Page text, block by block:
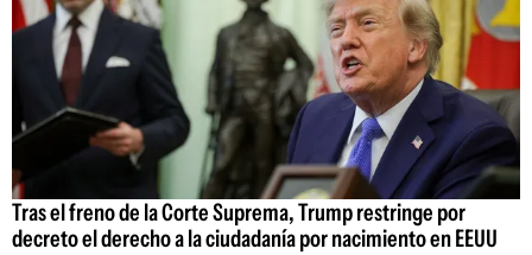
Tras el freno de la Corte Suprema, Trump restringe por
decreto el derecho a la ciudadanía por nacimiento en EEUU